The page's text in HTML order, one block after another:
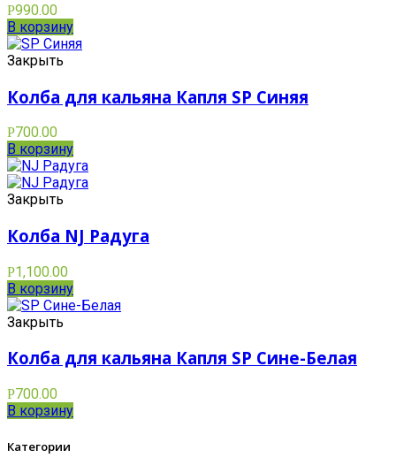
Р990.00
В корзину
Закрыть
Колба для кальяна Капля SP Синяя
Р700.00
В корзину
Закрыть
Колба NJ Радуга
Р1,100.00
В корзину
Закрыть
Колба для кальяна Капля SP Сине-Белая
Р700.00
В корзину
Категории